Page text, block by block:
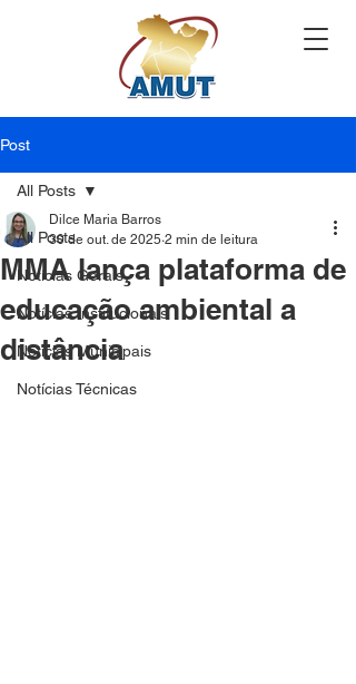
Post
All Posts
Notícias Gerais
Notícias Institucionais
Notícias Municipais
Notícias Técnicas
All Posts
MMA lança plataforma de
educação ambiental a
distância
Dilce Maria Barros
30 de out. de 2025 2 min de leitura